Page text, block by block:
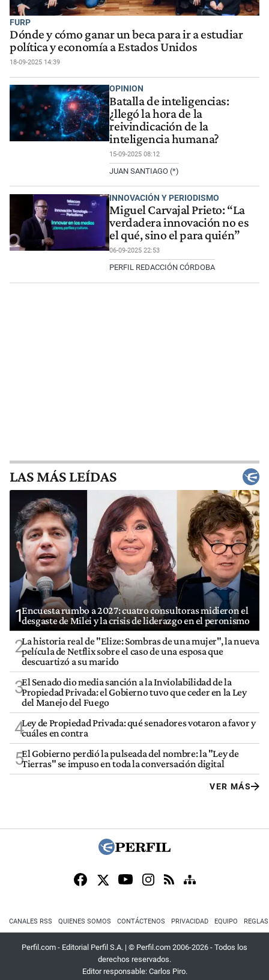
FURP
Dónde y cómo ganar un beca para ir a estudiar
política y economía a Estados Unidos
18-09-2025 14:39
OPINION
Batalla de inteligencias:
¿llegó la hora de la
reivindicación de la
inteligencia humana?
15-09-2025 08:12
JUAN SANTIAGO (*)
INNOVACIÓN Y PERIODISMO
Miguel Carvajal Prieto: “La
verdadera innovación no es
el qué, sino el para quién”
06-09-2025 22:53
PERFIL REDACCIÓN CÓRDOBA
LAS MÁS LEÍDAS
1Encuesta rumbo a 2027: cuatro consultoras midieron el
desgaste de Milei y la crisis de liderazgo en el peronismo
2La historia real de "Elize: Sombras de una mujer", la nueva
película de Netflix sobre el caso de una esposa que
descuartizó a su marido
3El Senado dio media sanción a la Inviolabilidad de la
Propiedad Privada: el Gobierno tuvo que ceder en la Ley
del Manejo del Fuego
4Ley de Propiedad Privada: qué senadores votaron a favor y
cuáles en contra
5El Gobierno perdió la pulseada del nombre: la "Ley de
Tierras" se impuso en toda la conversación digital
VER MÁS
CANALES RSS QUIENES SOMOS CONTÁCTENOS PRIVACIDAD EQUIPO
Perfil.com - Editorial Perfil S.A. | © Perfil.com 2006-2026 - Todos los
derechos reservados.
Editor responsable: Carlos Piro.